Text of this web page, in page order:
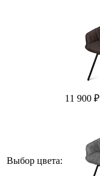
Выбор цвета:
11 900 ₽